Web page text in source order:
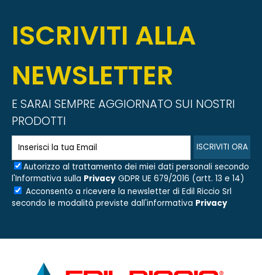
ISCRIVITI ALLA
NEWSLETTER
E SARAI SEMPRE AGGIORNATO SUI NOSTRI
PRODOTTI
Autorizzo al trattamento dei miei dati personali secondo
l'Informativa sulla Privacy GDPR UE 679/2016 (artt. 13 e 14)
Acconsento a ricevere la newsletter di Edil Riccio Srl
secondo le modalità previste dall'informativa Privacy